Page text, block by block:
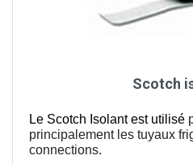
Scotch
Le Scotch Isolant est utilisé
principalement les tuyaux
connections.